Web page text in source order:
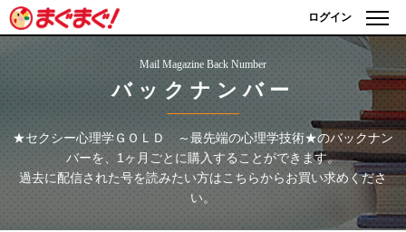
ログイン
Mail Magazine Back Number
バックナンバー
★セクシー心理学ＧＯＬＤ ～最先端の心理学技術★のバックナン
バーを、1ヶ月ごとに購入することができます。
過去に配信された号を読みたい方はこちらからお買い求めくださ
い。